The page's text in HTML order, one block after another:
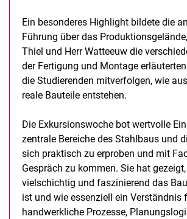
Ein besonderes Highlight bildete die
Führung über das
Thiel und Herr Watteeuw die
der Fertigung und Montage
die Studierenden mitverfolgen, wie
reale Bauteile entstehen.
Die Exkursionswoche bot wertvolle
zentrale Bereiche des Stahlbaus und
sich praktisch zu erproben und mit
Gespräch zu kommen. Sie hat
vielschichtig und faszinierend das
ist und wie essenziell ein Verständnis
handwerkliche Prozesse,